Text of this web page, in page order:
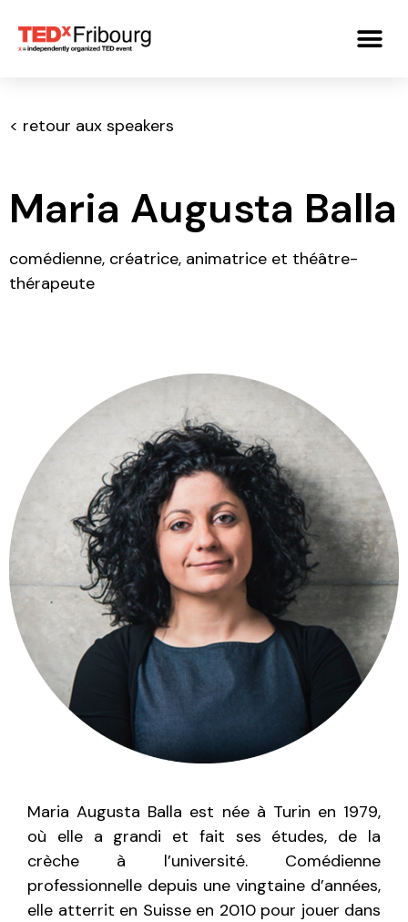
< retour aux speakers
Maria Augusta Balla
comédienne, créatrice, animatrice et théâtre-
thérapeute
Maria Augusta Balla est née à Turin en 1979,
où elle a grandi et fait ses études, de la
crèche à l’université. Comédienne
professionnelle depuis une vingtaine d’années,
elle atterrit en Suisse en 2010 pour jouer dans